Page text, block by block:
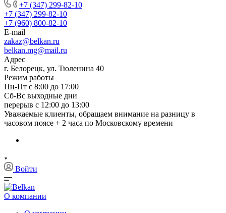
+7 (347) 299-82-10
+7 (347) 299-82-10
+7 (960) 800-82-10
E-mail
zakaz@belkan.ru
belkan.mg@mail.ru
Адрес
г. Белорецк, ул. Тюленина 40
Режим работы
Пн-Пт с 8:00 до 17:00
Сб-Вс выходные дни
перерыв с 12:00 до 13:00
Уважаемые клиенты, обращаем внимание на разницу в
часовом поясе + 2 часа по Московскому времени
Войти
О компании